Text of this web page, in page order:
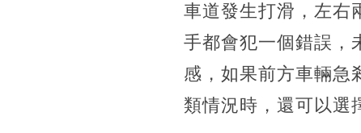
車道發生打滑，左右
手都會犯一個錯誤，
感，如果前方車輛急
類情況時，還可以選